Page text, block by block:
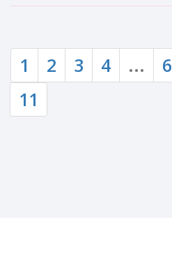
1 2 3 4 ... 6
11